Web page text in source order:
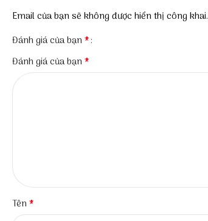
Email của bạn sẽ không được hiển thị công khai.
Đánh giá của bạn*
Đánh giá của bạn*
Tên*